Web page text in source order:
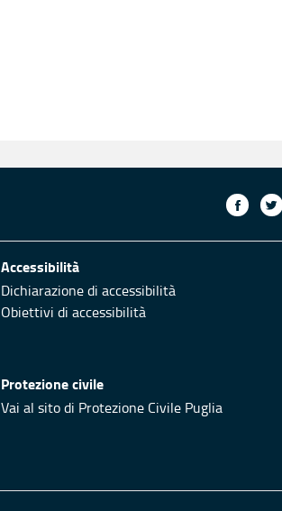
Accessibilità
Dichiarazione di accessibilità
Obiettivi di accessibilità
Protezione civile
Vai al sito di Protezione Civile Puglia